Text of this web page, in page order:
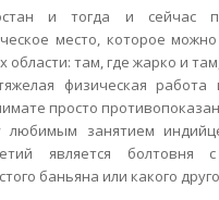
и тогда и сейчас
место, которое
области: там, где жарко и
физическая работа
просто
любимым занятием
является болтовня
баньяна или какого